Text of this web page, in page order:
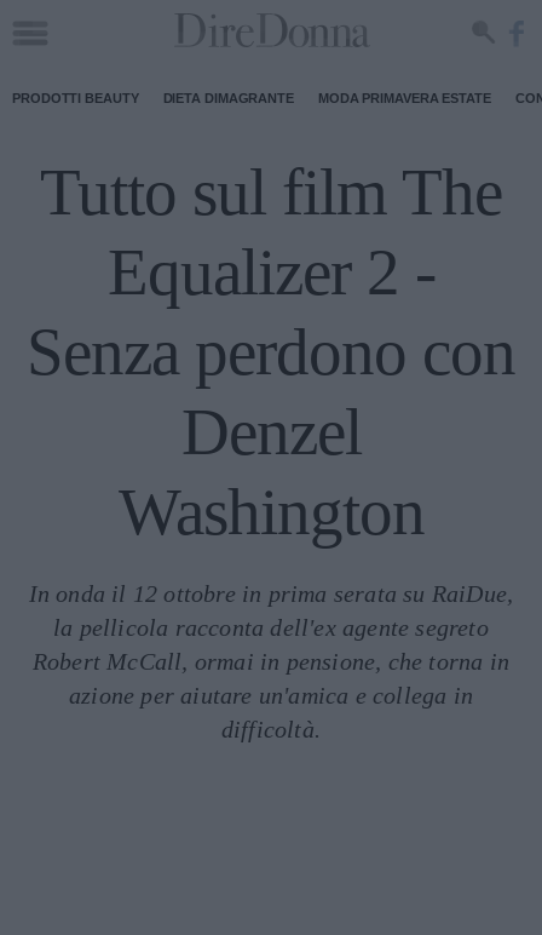
PRODOTTI BEAUTY DIETA DIMAGRANTE MODA PRIMAVERA ESTATE
Tutto sul film The
Equalizer 2 -
Senza perdono con
Denzel
Washington
In onda il 12 ottobre in prima serata su RaiDue,
la pellicola racconta dell'ex agente segreto
Robert McCall, ormai in pensione, che torna in
azione per aiutare un'amica e collega in
difficoltà.